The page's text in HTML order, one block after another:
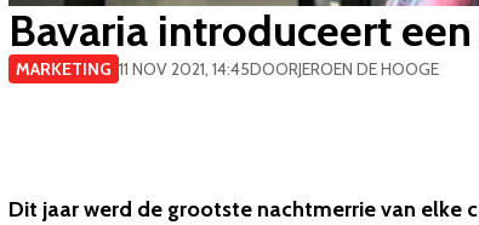
Bavaria introduceert
MARKETING 11 NOV 2021, 14:45DOORJEROEN DE HOOGE
Dit jaar werd de grootste nachtmerrie van elke